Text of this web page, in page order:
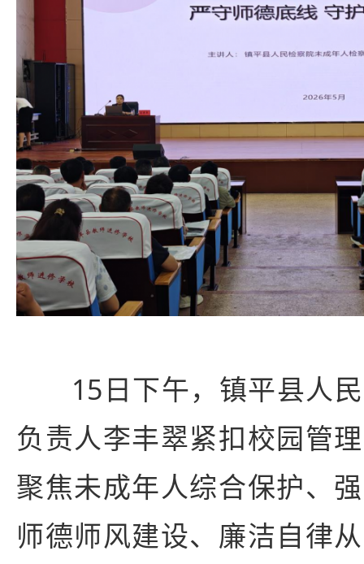
15日下午，镇平县人
负责人李丰翠紧扣校园管
聚焦未成年人综合保护、
师德师风建设、廉洁自律